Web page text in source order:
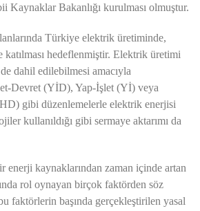
Bakanlığı kurulması olmuştur.
Türkiye elektrik üretiminde,
katılması hedeflenmiştir. Elektrik üretimi
dahil edilebilmesi amacıyla
Devret (YİD), Yap-İşlet (Yİ) veya
gibi düzenlemelerle elektrik enerjisi
kullanıldığı gibi sermaye aktarımı da
enerji kaynaklarından zaman içinde artan
rol oynayan birçok faktörden söz
faktörlerin başında gerçekleştirilen yasal